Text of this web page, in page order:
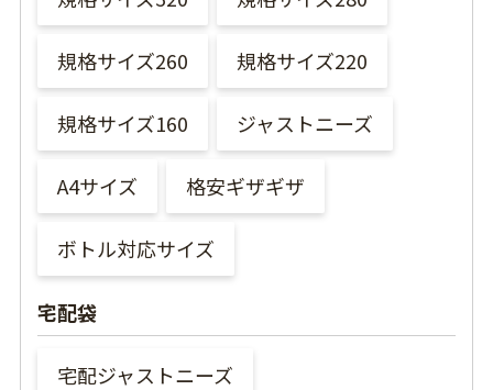
規格サイズ260 規格サイズ220
規格サイズ160 ジャストニーズ
A4サイズ 格安ギザギザ
ボトル対応サイズ
宅配袋
宅配ジャストニーズ